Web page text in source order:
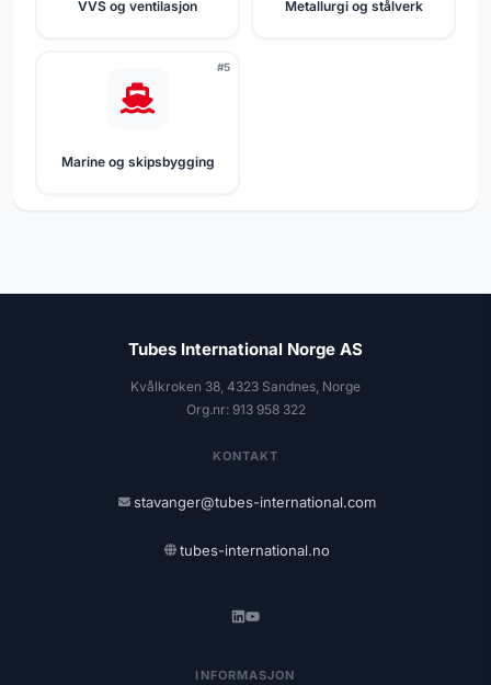
VVS og ventilasjon Metallurgi og stålverk
#5
Marine og skipsbygging
Tubes International Norge AS
Kvålkroken 38, 4323 Sandnes, Norge
Org.nr: 913 958 322
KONTAKT
stavanger@tubes-international.com
tubes-international.no
INFORMASJON